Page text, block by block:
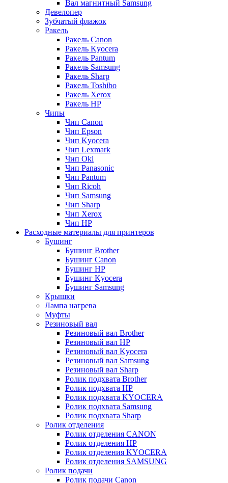
Вал магнитный Samsung
Девелопер
Зубчатый флажок
Ракель
Ракель Canon
Ракель Kyocera
Ракель Pantum
Ракель Samsung
Ракель Sharp
Ракель Toshibo
Ракель Xerox
Ракель НР
Чипы
Чип Canon
Чип Epson
Чип Kyocera
Чип Lexmark
Чип Oki
Чип Panasonic
Чип Pantum
Чип Ricoh
Чип Samsung
Чип Sharp
Чип Xerox
Чип НР
Расходные материалы для принтеров
Бушинг
Бушинг Brother
Бушинг Canon
Бушинг HP
Бушинг Kyocera
Бушинг Samsung
Крышки
Лампа нагрева
Муфты
Резиновый вал
Резиновый вал Brother
Резиновый вал HP
Резиновый вал Kyocera
Резиновый вал Samsung
Резиновый вал Sharp
Ролик подхвата Brother
Ролик подхвата HP
Ролик подхвата KYOCERA
Ролик подхвата Samsung
Ролик подхвата Sharp
Ролик отделения
Ролик отделения CANON
Ролик отделения HP
Ролик отделения KYOCERA
Ролик отделения SAMSUNG
Ролик подачи
Ролик подачи Canon